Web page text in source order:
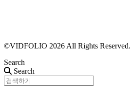
©VIDFOLIO 2026 All Rights Reserved.
Search
Search